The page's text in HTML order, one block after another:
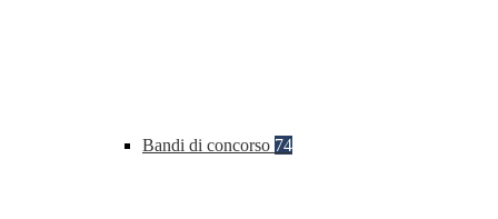
Bandi di concorso 74